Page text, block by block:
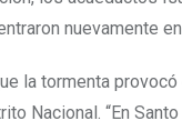
nuevamente
la tormenta
Nacional. “En